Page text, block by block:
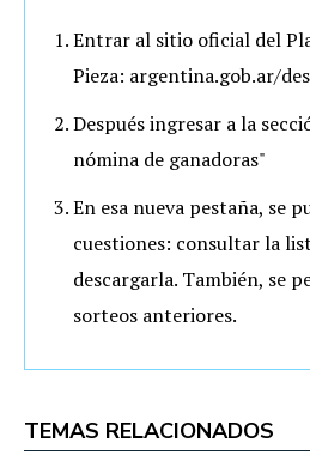
Entrar al sitio oficial del
Pieza: argentina.gob.ar/
Después ingresar a la
nómina de ganadoras"
En esa nueva pestaña, se
cuestiones: consultar la
descargarla. También, se
sorteos anteriores.
TEMAS RELACIONADOS